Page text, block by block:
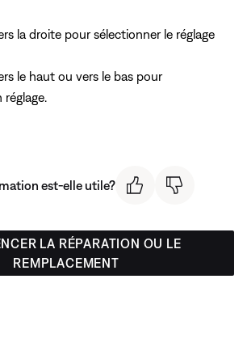
la droite pour sélectionner le réglage
le haut ou vers le bas pour
est-elle utile?
LA RÉPARATION OU LE
REMPLACEMENT